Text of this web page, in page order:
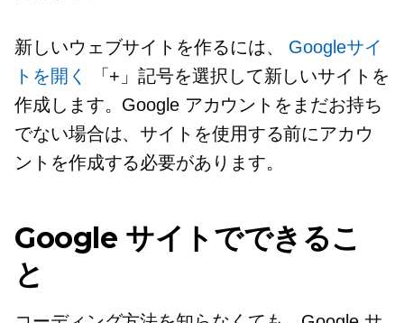
新しいウェブサイトを作るには、 Googleサイ
トを開く
「+」記号を選択して新しいサイトを
作成します。Google アカウントをまだお持ち
でない場合は、サイトを使用する前にアカウ
ントを作成する必要があります。
Google サイトでできるこ
と